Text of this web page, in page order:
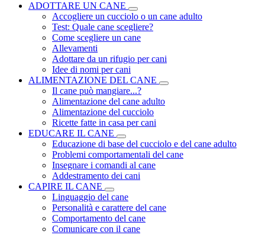
ADOTTARE UN CANE
Accogliere un cucciolo o un cane adulto
Test: Quale cane scegliere?
Come scegliere un cane
Allevamenti
Adottare da un rifugio per cani
Idee di nomi per cani
ALIMENTAZIONE DEL CANE
Il cane può mangiare...?
Alimentazione del cane adulto
Alimentazione del cucciolo
Ricette fatte in casa per cani
EDUCARE IL CANE
Educazione di base del cucciolo e del cane adulto
Problemi comportamentali del cane
Insegnare i comandi al cane
Addestramento dei cani
CAPIRE IL CANE
Linguaggio del cane
Personalità e carattere del cane
Comportamento del cane
Comunicare con il cane